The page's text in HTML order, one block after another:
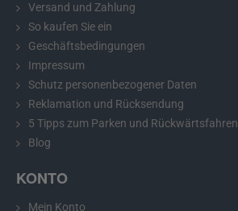
Versand und Zahlung
So kaufen Sie ein
Geschäftsbedingungen
Impressum
Schutz personenbezogener Daten
Reklamation und Rücksendung
5 Tipps zum Parken und Rückwärtsfahren
Blog
KONTO
Mein Konto